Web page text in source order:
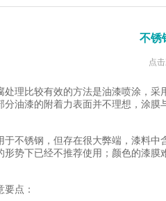
不锈
点
比较有效的方法是油漆喷涂，采
分油漆的附着力表面并不理想，涂
锈钢，但存在很大弊端，漆料中
形势下已经不推荐使用；颜色的漆
点：